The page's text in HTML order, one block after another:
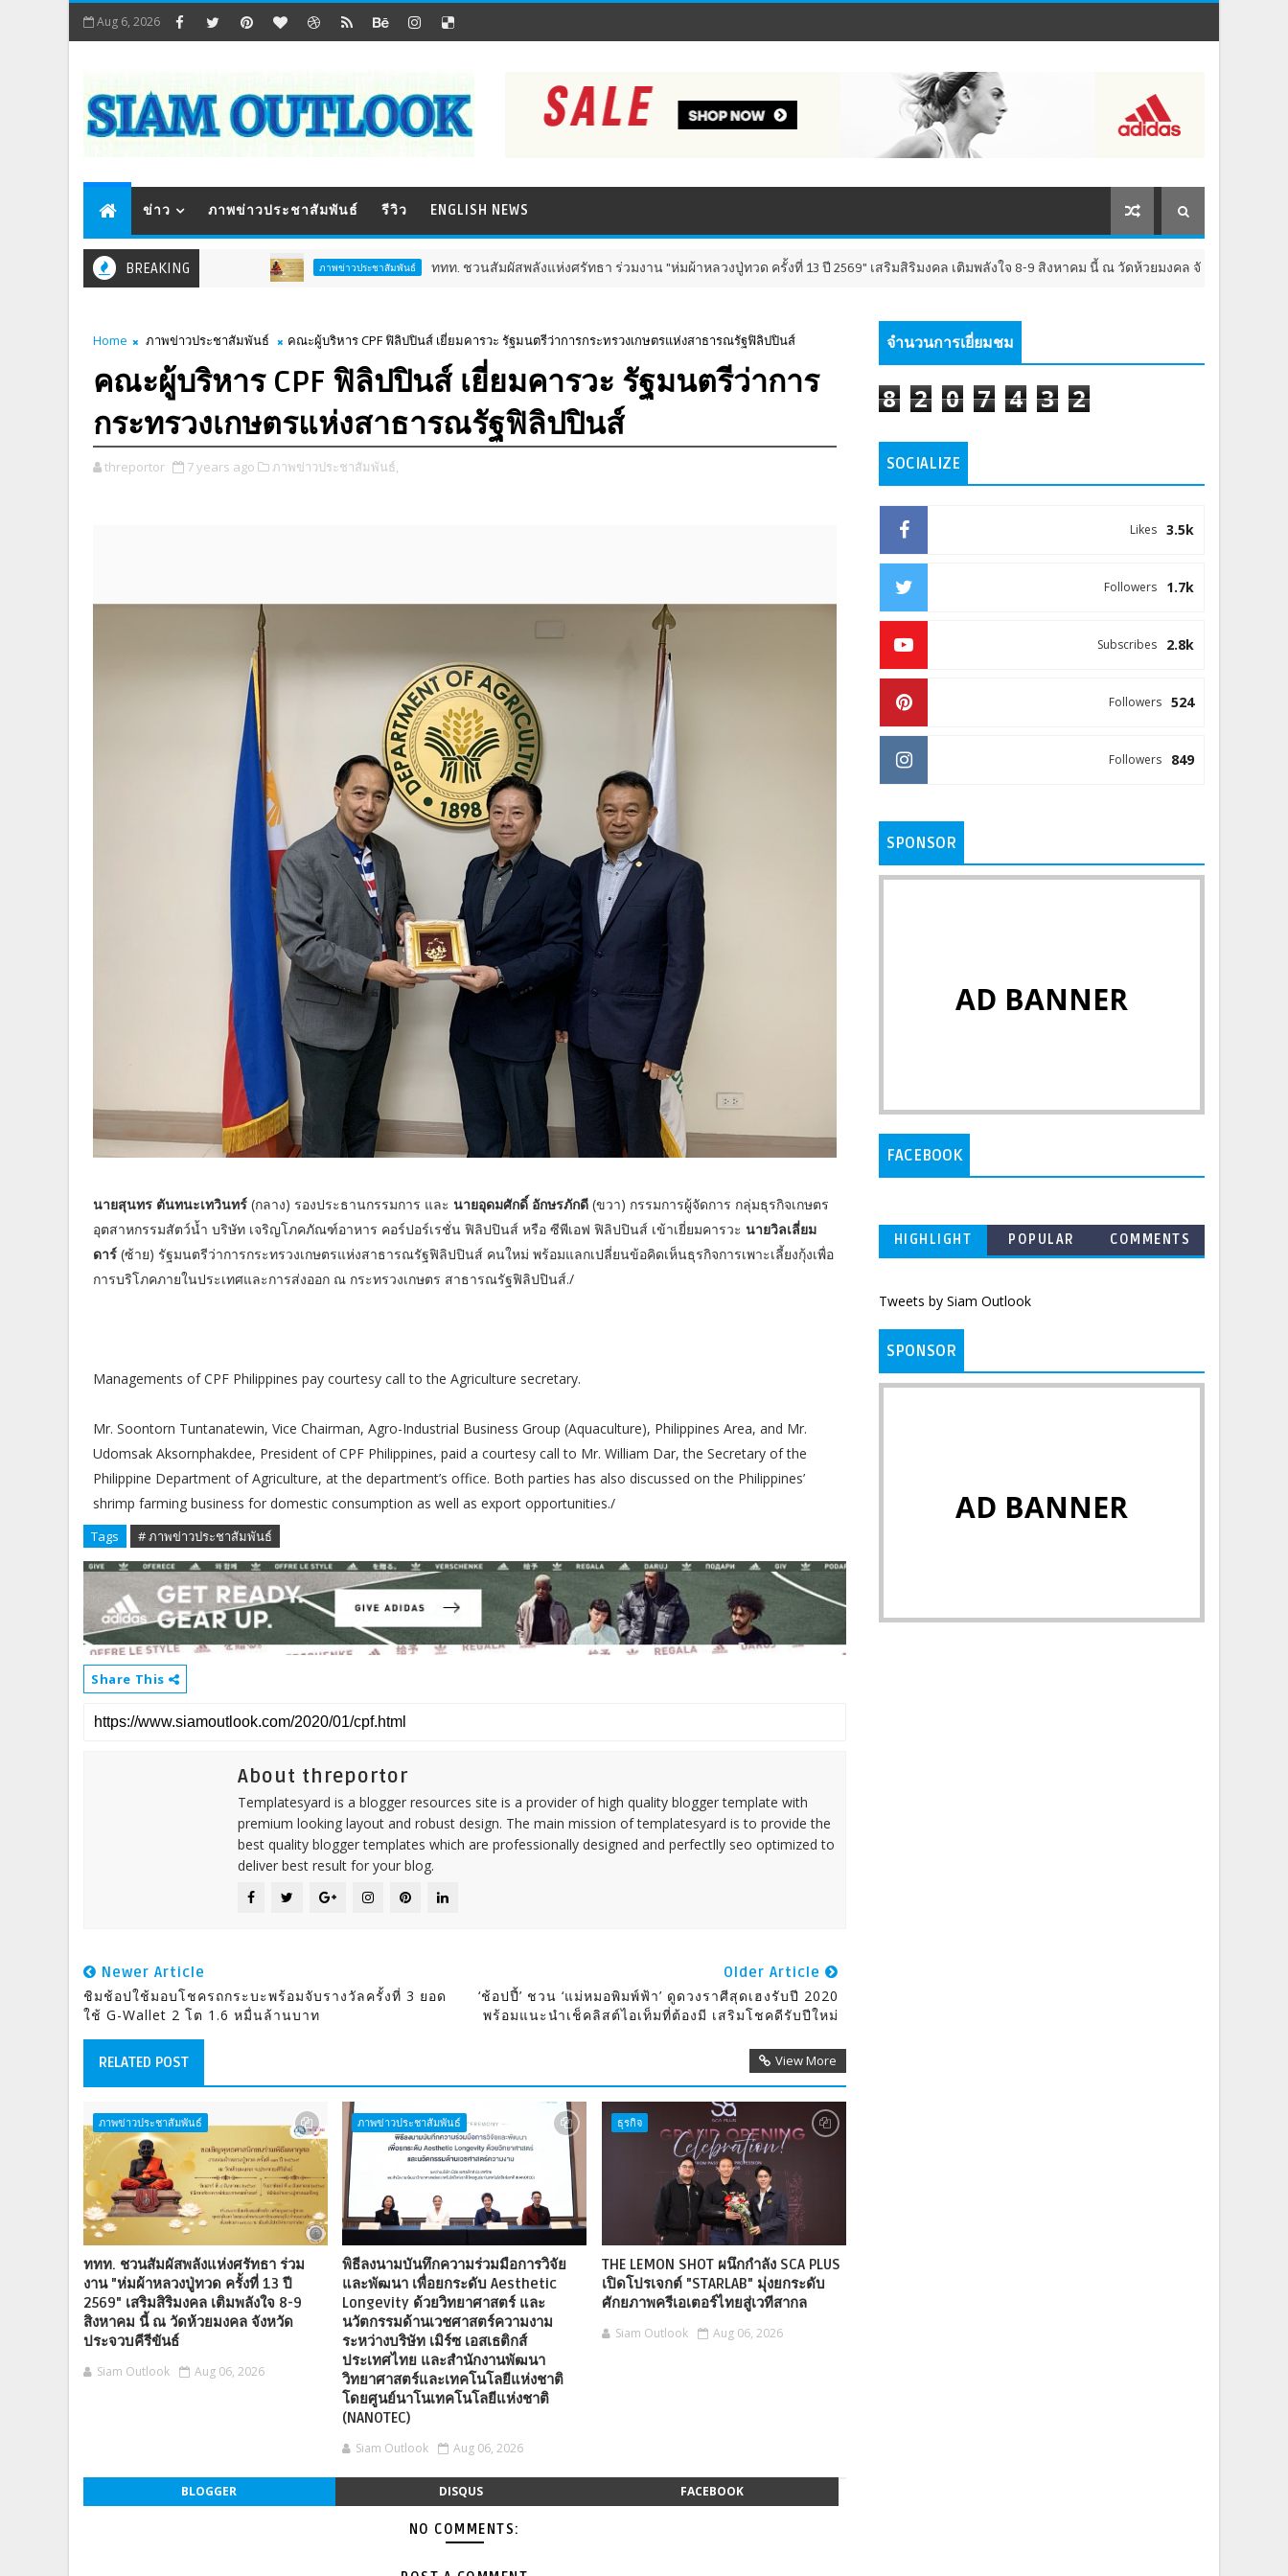
Aug 6, 2026
ข่าว ภาพข่าวประชาสัมพันธ์ รีวิว ENGLISH NEWS
BREAKING ภาพข่าวประชาสัมพันธ์ ททท. ชวนสัมผัสพลังแห่งศรัทธา ร่วมงาน "ห่มผ้าหลวงปู่ทวด ครั้งที่ 13 ปี 2569" เสริมสิริมงคล เติมพลังใจ 8-9 สิงหาคม นี้ ณ วัดห้วยมงคล จังหวัดประจวบคีรีขันธ์
Home ภาพข่าวประชาสัมพันธ์ คณะผู้บริหาร CPF ฟิลิปปินส์ เยี่ยมคารวะ รัฐมนตรีว่าการกระทรวงเกษตรแห่งสาธารณรัฐฟิลิปปินส์
คณะผู้บริหาร CPF ฟิลิปปินส์ เยี่ยมคารวะ รัฐมนตรีว่าการ
กระทรวงเกษตรแห่งสาธารณรัฐฟิลิปปินส์
threportor 7 years ago ภาพข่าวประชาสัมพันธ์,
นายสุนทร ตันทนะเทวินทร์ (กลาง) รองประธานกรรมการ และ นายอุดมศักดิ์ อักษรภักดี (ขวา) กรรมการผู้จัดการ กลุ่มธุรกิจเกษตร
อุตสาหกรรมสัตว์น้ำ บริษัท เจริญโภคภัณฑ์อาหาร คอร์ปอร์เรชั่น ฟิลิปปินส์ หรือ ซีพีเอฟ ฟิลิปปินส์ เข้าเยี่ยมคารวะ นายวิลเลี่ยม
ดาร์ (ซ้าย) รัฐมนตรีว่าการกระทรวงเกษตรแห่งสาธารณรัฐฟิลิปปินส์ คนใหม่ พร้อมแลกเปลี่ยนข้อคิดเห็นธุรกิจการเพาะเลี้ยงกุ้งเพื่อ
การบริโภคภายในประเทศและการส่งออก ณ กระทรวงเกษตร สาธารณรัฐฟิลิปปินส์./
Managements of CPF Philippines pay courtesy call to the Agriculture secretary.
Mr. Soontorn Tuntanatewin, Vice Chairman, Agro-Industrial Business Group (Aquaculture), Philippines Area, and Mr.
Udomsak Aksornphakdee, President of CPF Philippines, paid a courtesy call to Mr. William Dar, the Secretary of the
Philippine Department of Agriculture, at the department’s office. Both parties has also discussed on the Philippines’
shrimp farming business for domestic consumption as well as export opportunities./
Tags # ภาพข่าวประชาสัมพันธ์
Share This
About threportor
Templatesyard is a blogger resources site is a provider of high quality blogger template with
premium looking layout and robust design. The main mission of templatesyard is to provide the
best quality blogger templates which are professionally designed and perfectlly seo optimized to
deliver best result for your blog.
Newer Article
ชิมช้อปใช้มอบโชครถกระบะพร้อมจับรางวัลครั้งที่ 3 ยอด
ใช้ G-Wallet 2 โต 1.6 หมื่นล้านบาท
Older Article
‘ช้อปปี้’ ชวน ‘แม่หมอพิมพ์ฟ้า’ ดูดวงราศีสุดเฮงรับปี 2020
พร้อมแนะนำเช็คลิสต์ไอเท็มที่ต้องมี เสริมโชคดีรับปีใหม่
RELATED POST View More
ภาพข่าวประชาสัมพันธ์
ททท. ชวนสัมผัสพลังแห่งศรัทธา ร่วม
งาน "ห่มผ้าหลวงปู่ทวด ครั้งที่ 13 ปี
2569" เสริมสิริมงคล เติมพลังใจ 8-9
สิงหาคม นี้ ณ วัดห้วยมงคล จังหวัด
ประจวบคีรีขันธ์
Siam Outlook Aug 06, 2026
ภาพข่าวประชาสัมพันธ์
พิธีลงนามบันทึกความร่วมมือการวิจัย
และพัฒนา เพื่อยกระดับ Aesthetic
Longevity ด้วยวิทยาศาสตร์ และ
นวัตกรรมด้านเวชศาสตร์ความงาม
ระหว่างบริษัท เมิร์ซ เอสเธติกส์
ประเทศไทย และสำนักงานพัฒนา
วิทยาศาสตร์และเทคโนโลยีแห่งชาติ
โดยศูนย์นาโนเทคโนโลยีแห่งชาติ
(NANOTEC)
Siam Outlook Aug 06, 2026
ธุรกิจ
THE LEMON SHOT ผนึกกำลัง SCA PLUS
เปิดโปรเจกต์ "STARLAB" มุ่งยกระดับ
ศักยภาพครีเอเตอร์ไทยสู่เวทีสากล
Siam Outlook Aug 06, 2026
BLOGGER DISQUS FACEBOOK
NO COMMENTS:
จำนวนการเยี่ยมชม
8 2 0 7 4 3 2
SOCIALIZE
3.5k
Likes
1.7k
Followers
2.8k
Subscribes
524
Followers
849
Followers
SPONSOR
AD BANNER
FACEBOOK
HIGHLIGHT POPULAR COMMENTS
Tweets by Siam Outlook
SPONSOR
AD BANNER